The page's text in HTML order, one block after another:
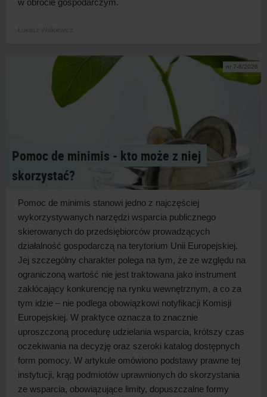
w obrocie gospodarczym.
nr 7-8/2026
Pomoc de minimis ‑ kto może z niej
skorzystać?
Pomoc de minimis stanowi jedno z najczęściej
wykorzystywanych narzędzi wsparcia publicznego
skierowanych do przedsiębiorców prowadzących
działalność gospodarczą na terytorium Unii Europejskiej.
Jej szczególny charakter polega na tym, że ze względu na
ograniczoną wartość nie jest traktowana jako instrument
zakłócający konkurencję na rynku wewnętrznym, a co za
tym idzie – nie podlega obowiązkowi notyfikacji Komisji
Europejskiej. W praktyce oznacza to znacznie
uproszczoną procedurę udzielania wsparcia, krótszy czas
oczekiwania na decyzję oraz szeroki katalog dostępnych
form pomocy. W artykule omówiono podstawy prawne tej
instytucji, krąg podmiotów uprawnionych do skorzystania
ze wsparcia, obowiązujące limity, dopuszczalne formy